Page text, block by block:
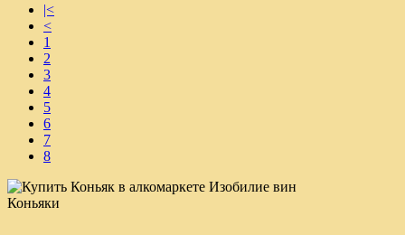
|<
<
1
2
3
4
5
6
7
8
Коньяки